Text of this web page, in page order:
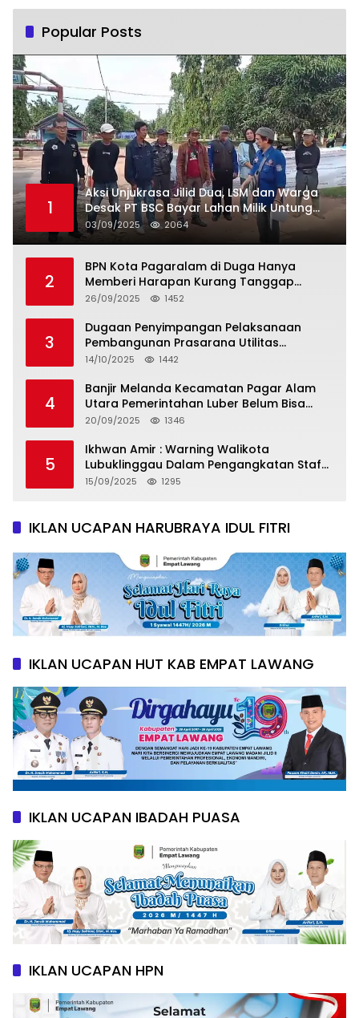
Popular Posts
1
Aksi Unjukrasa Jilid Dua, LSM dan Warga
Desak PT BSC Bayar Lahan Milik Untung
Suropati
03/09/2025 2064
2
BPN Kota Pagaralam di Duga Hanya
Memberi Harapan Kurang Tanggap
Terkait Sertifikat Tumpang Tindih
26/09/2025 1452
3
Dugaan Penyimpangan Pelaksanaan
Pembangunan Prasarana Utilitas
Permukiman Desa Pajar Bulan
14/10/2025 1442
4
Banjir Melanda Kecamatan Pagar Alam
Utara Pemerintahan Luber Belum Bisa
Mengatasi Banjir
20/09/2025 1346
5
Ikhwan Amir : Warning Walikota
Lubuklinggau Dalam Pengangkatan Staf
Khusus
15/09/2025 1295
IKLAN UCAPAN HARUBRAYA IDUL FITRI
IKLAN UCAPAN HUT KAB EMPAT LAWANG
IKLAN UCAPAN IBADAH PUASA
IKLAN UCAPAN HPN